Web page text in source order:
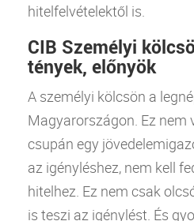
hitelfelvételektől is.
CIB Személyi
tények, előnyök
A személyi kölcsön a
Magyarországon. Ez nem
csupán egy
az igényléshez, nem kell
hitelhez. Ez nem csak
is teszi az igénylést. És